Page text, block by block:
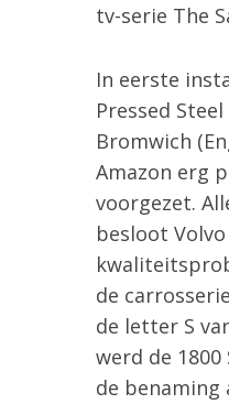
tv-serie The
In eerste
Pressed
Bromwich
Amazon erg
voorgezet.
besloot
de
de letter S
werd de
de benaming
o
: